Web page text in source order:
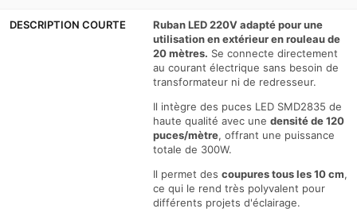
IP67 IP67
DESCRIPTION COURTE
Ruban LED 220V adapté pour une
utilisation en extérieur en rouleau de
20 mètres. Se connecte directement
au courant électrique sans besoin de
transformateur ni de redresseur.
Il intègre des puces LED SMD2835 de
haute qualité avec une densité de 120
puces/mètre, offrant une puissance
totale de 300W.
Il permet des coupures tous les 10 cm,
ce qui le rend très polyvalent pour
différents projets d'éclairage.